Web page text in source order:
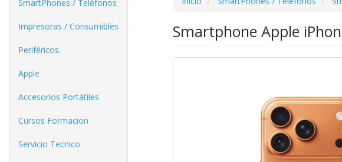
SmartPhones / Teléfonos
Impresoras / Consumibles
Periféricos
Apple
Accesorios Portátiles
Cursos Formacion
Servicio Tecnico
Smartphone Apple